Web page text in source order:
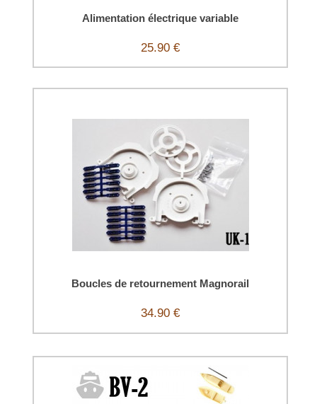
Alimentation électrique variable
25.90 €
Boucles de retournement Magnorail
34.90 €